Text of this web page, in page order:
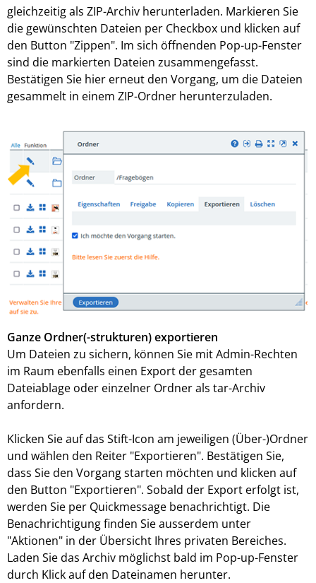
gleichzeitig als ZIP-Archiv herunterladen. Markieren Sie
die gewünschten Dateien per Checkbox und klicken auf
den Button "Zippen". Im sich öffnenden Pop-up-Fenster
sind die markierten Dateien zusammengefasst.
Bestätigen Sie hier erneut den Vorgang, um die Dateien
gesammelt in einem ZIP-Ordner herunterzuladen.
Ganze Ordner(-strukturen) exportieren
Um Dateien zu sichern, können Sie mit Admin-Rechten
im Raum ebenfalls einen Export der gesamten
Dateiablage oder einzelner Ordner als tar-Archiv
anfordern.
Klicken Sie auf das Stift-Icon am jeweiligen (Über-)Ordner
und wählen den Reiter "Exportieren". Bestätigen Sie,
dass Sie den Vorgang starten möchten und klicken auf
den Button "Exportieren". Sobald der Export erfolgt ist,
werden Sie per Quickmessage benachrichtigt. Die
Benachrichtigung finden Sie ausserdem unter
"Aktionen" in der Übersicht Ihres privaten Bereiches.
Laden Sie das Archiv möglichst bald im Pop-up-Fenster
durch Klick auf den Dateinamen herunter.